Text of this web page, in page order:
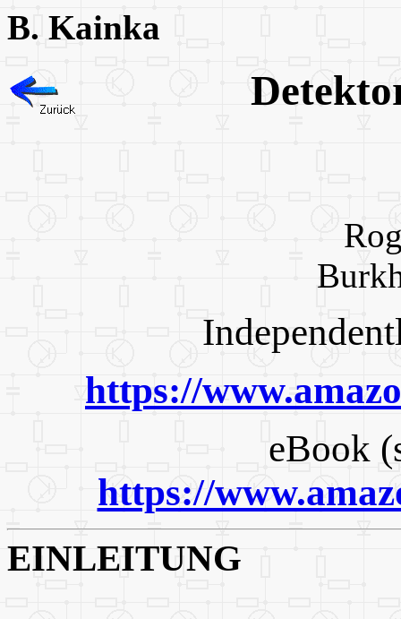
B. Kainka
https://
eBook
https://
EINLEITUNG